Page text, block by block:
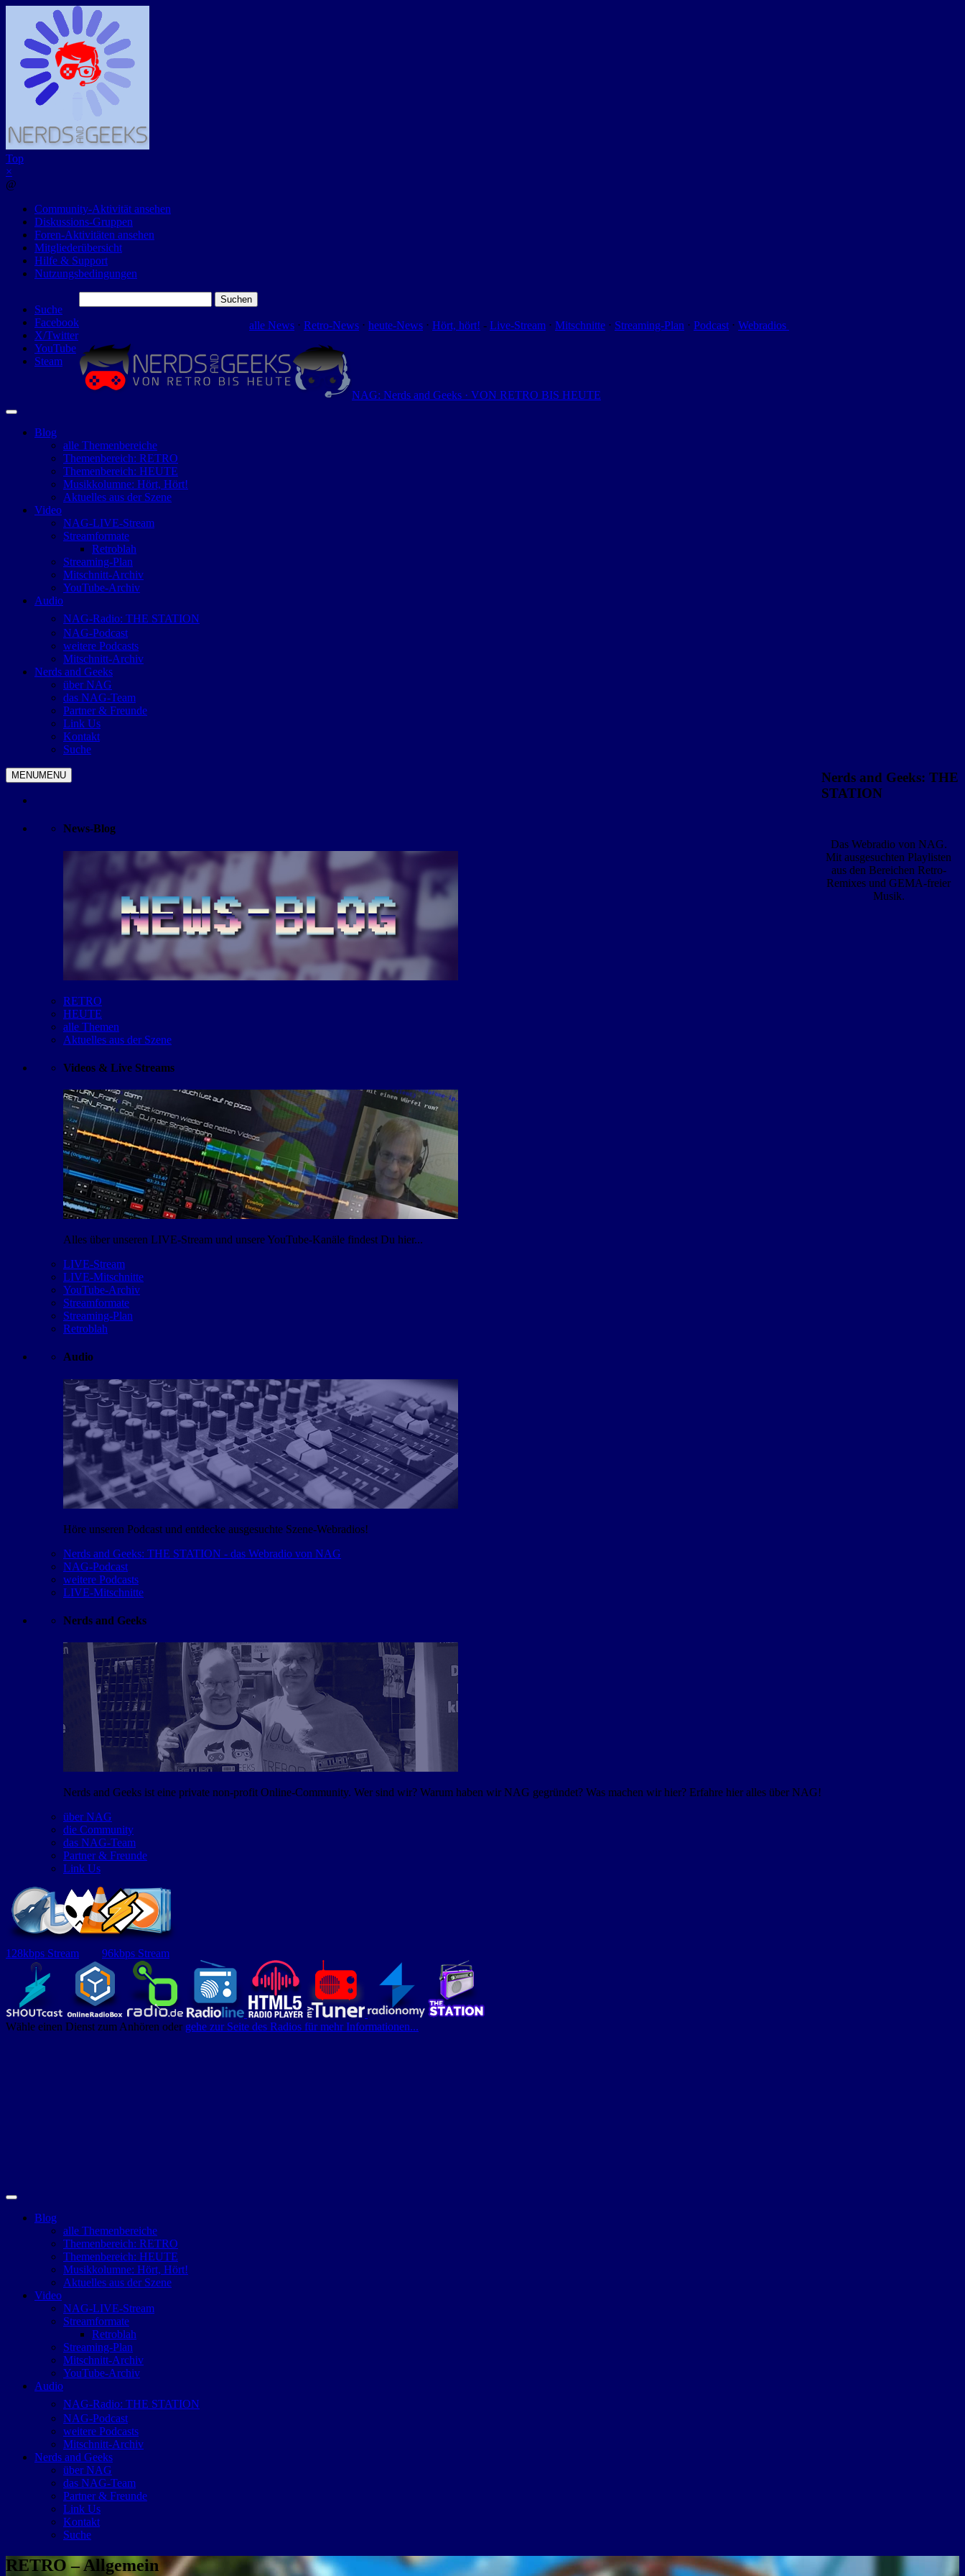
Top
×
@
Community-Aktivität ansehen
Diskussions-Gruppen
Foren-Aktivitäten ansehen
Mitgliederübersicht
Hilfe & Support
Nutzungsbedingungen
Suche
Facebook
X/Twitter
YouTube
Steam
nach:
alle News ⋅ Retro-News ⋅ heute-News ⋅ Hört, hört! - Live-Stream ⋅ Mitschnitte ⋅ Streaming-Plan ⋅ Podcast ⋅ Webradios
NAG: Nerds and Geeks · VON RETRO BIS HEUTE
Blog
alle Themenbereiche
Themenbereich: RETRO
Themenbereich: HEUTE
Musikkolumne: Hört, Hört!
Aktuelles aus der Szene
Video
NAG-LIVE-Stream
Streamformate
Retroblah
Streaming-Plan
Mitschnitt-Archiv
YouTube-Archiv
Audio
NAG-Radio: THE STATION
NAG-Podcast
weitere Podcasts
Mitschnitt-Archiv
Nerds and Geeks
über NAG
das NAG-Team
Partner & Freunde
Link Us
Kontakt
Suche
MENUMENU
News-Blog
RETRO
HEUTE
alle Themen
Aktuelles aus der Szene
Videos & Live Streams
Alles über unseren LIVE-Stream und unsere YouTube-Kanäle findest Du hier...
LIVE-Stream
LIVE-Mitschnitte
YouTube-Archiv
Streamformate
Streaming-Plan
Retroblah
Audio
Höre unseren Podcast und entdecke ausgesuchte Szene-Webradios!
Nerds and Geeks: THE STATION - das Webradio von NAG
NAG-Podcast
weitere Podcasts
LIVE-Mitschnitte
Nerds and Geeks
Nerds and Geeks ist eine private non-profit Online-Community. Wer sind wir? Warum haben wir NAG gegründet? Was machen wir hier? Erfahre hier alles über NAG!
über NAG
die Community
das NAG-Team
Partner & Freunde
Link Us
Nerds and Geeks: THE
STATION
Das Webradio von NAG.
Mit ausgesuchten Playlisten
aus den Bereichen Retro-
Remixes und GEMA-freier
Musik.
128kbps Stream 96kbps Stream
Wähle einen Dienst zum Anhören oder gehe zur Seite des Radios für mehr Informationen...
Blog
alle Themenbereiche
Themenbereich: RETRO
Themenbereich: HEUTE
Musikkolumne: Hört, Hört!
Aktuelles aus der Szene
Video
NAG-LIVE-Stream
Streamformate
Retroblah
Streaming-Plan
Mitschnitt-Archiv
YouTube-Archiv
Audio
NAG-Radio: THE STATION
NAG-Podcast
weitere Podcasts
Mitschnitt-Archiv
Nerds and Geeks
über NAG
das NAG-Team
Partner & Freunde
Link Us
Kontakt
Suche
RETRO – Allgemein